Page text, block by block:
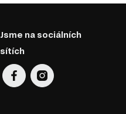
Jsme na sociálních
sítích